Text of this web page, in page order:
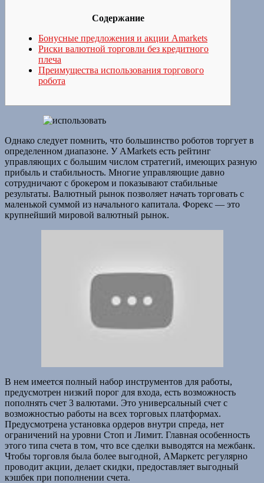
Содержание
Бонусные предложения и акции Amarkets
Риски валютной торговли без кредитного
плеча
Преимущества использования торгового
робота
Однако следует помнить, что большинство роботов торгует в
определенном диапазоне. У AMarkets есть рейтинг
управляющих с большим числом стратегий, имеющих разную
прибыль и стабильность. Многие управляющие давно
сотрудничают с брокером и показывают стабильные
результаты. Валютный рынок позволяет начать торговать с
маленькой суммой из начального капитала. Форекс — это
крупнейший мировой валютный рынок.
В нем имеется полный набор инструментов для работы,
предусмотрен низкий порог для входа, есть возможность
пополнять счет 3 валютами. Это универсальный счет с
возможностью работы на всех торговых платформах.
Предусмотрена установка ордеров внутри спреда, нет
ограничений на уровни Стоп и Лимит. Главная особенность
этого типа счета в том, что все сделки выводятся на межбанк.
Чтобы торговля была более выгодной, АМаркетс регулярно
проводит акции, делает скидки, предоставляет выгодный
кэшбек при пополнении счета.